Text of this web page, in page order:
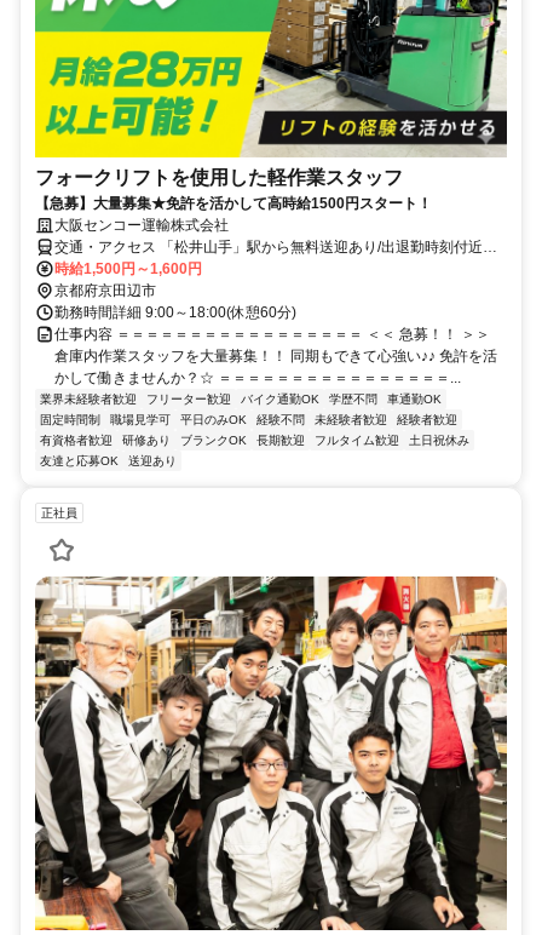
フォークリフトを使用した軽作業スタッフ
【急募】大量募集★免許を活かして高時給1500円スタート！
大阪センコー運輸株式会社
交通・アクセス 「松井山手」駅から無料送迎あり/出退勤時刻付近で
それぞれ7本ずつあります◎
時給1,500円～1,600円
京都府京田辺市
勤務時間詳細 9:00～18:00(休憩60分)
仕事内容 ＝＝＝＝＝＝＝＝＝＝＝＝＝＝＝＝＝ ＜＜ 急募！！ ＞＞
倉庫内作業スタッフを大量募集！！ 同期もできて心強い♪♪ 免許を活
かして働きませんか？☆ ＝＝＝＝＝＝＝＝＝＝＝＝＝＝＝＝...
業界未経験者歓迎 フリーター歓迎 バイク通勤OK 学歴不問
車通勤OK
固定時間制
職場見学可 平日のみOK 経験不問 未経験者歓迎
経験者歓迎
有資格者歓迎
研修あり ブランクOK 長期歓迎 フルタイム歓迎
土日祝休み
友達と応募OK
送迎あり
正社員